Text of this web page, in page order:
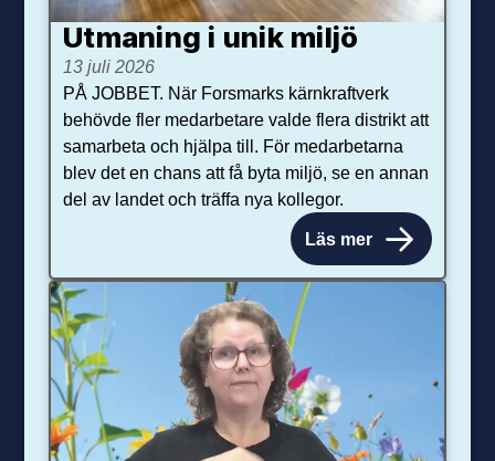
Utmaning i unik miljö
13 juli 2026
PÅ JOBBET. När Forsmarks kärnkraftverk
behövde fler medarbetare valde flera distrikt att
samarbeta och hjälpa till. För medarbetarna
blev det en chans att få byta miljö, se en annan
del av landet och träffa nya kollegor.
Läs mer